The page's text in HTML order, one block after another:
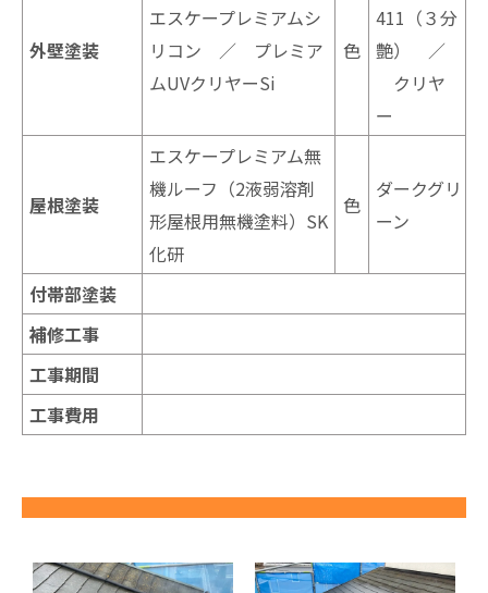
外壁塗装
エスケープレミアムシ
リコン ／ プレミア
ムUVクリヤーSi
色
411（３分
艶） ／
クリヤ
ー
屋根塗装
エスケープレミアム無
機ルーフ（2液弱溶剤
形屋根用無機塗料）SK
化研
色
ダークグリ
ーン
付帯部塗装
補修工事
工事期間
工事費用